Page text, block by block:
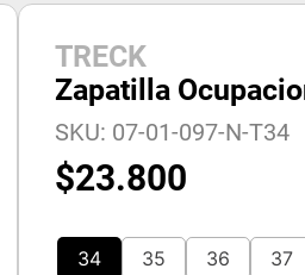
TRECK
Zapatilla
SKU: 07-01-097-N-T34
$23.800
34 35 36 37